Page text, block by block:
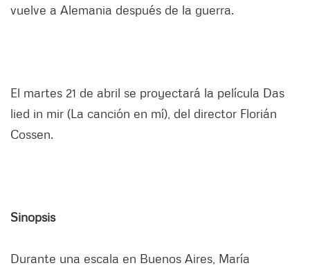
vuelve a Alemania después de la guerra.
El martes 21 de abril se proyectará la película Das
lied in mir (La canción en mí), del director Florián
Cossen.
Sinopsis
Durante una escala en Buenos Aires, María